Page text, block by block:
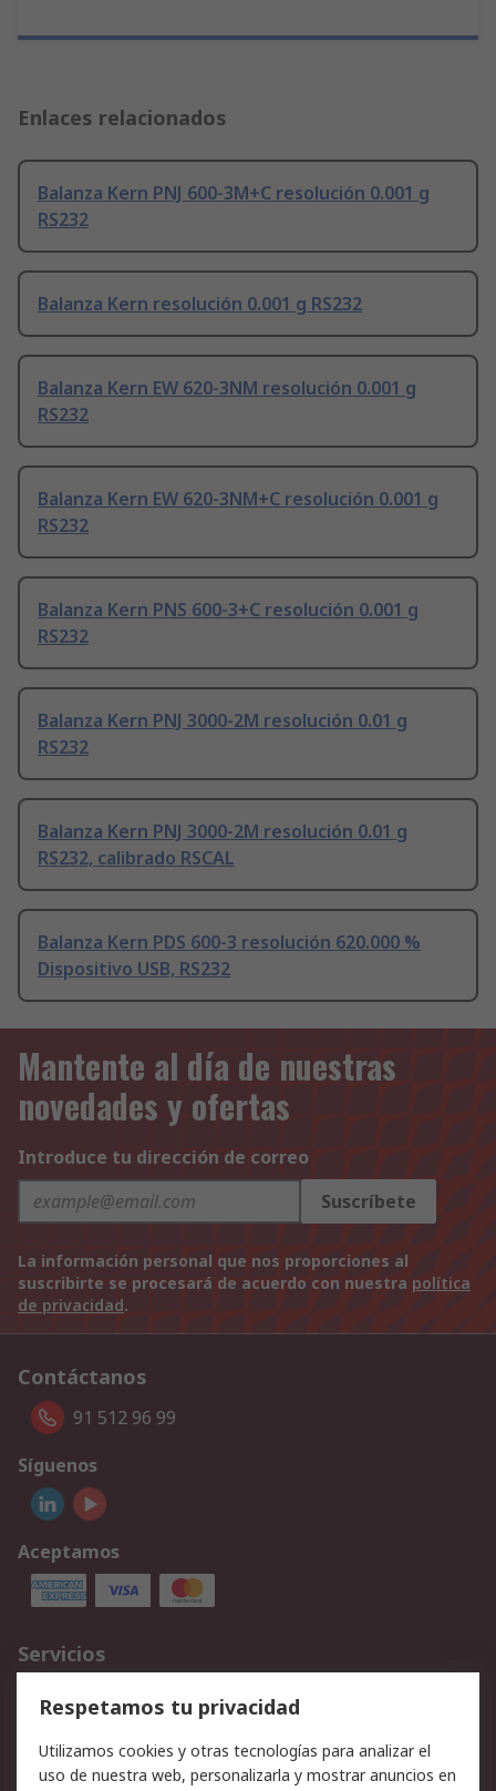
Enlaces relacionados
Balanza Kern PNJ 600-3M+C resolución 0.001 g
RS232
Balanza Kern resolución 0.001 g RS232
Balanza Kern EW 620-3NM resolución 0.001 g
RS232
Balanza Kern EW 620-3NM+C resolución 0.001 g
RS232
Balanza Kern PNS 600-3+C resolución 0.001 g
RS232
Balanza Kern PNJ 3000-2M resolución 0.01 g
RS232
Balanza Kern PNJ 3000-2M resolución 0.01 g
RS232, calibrado RSCAL
Balanza Kern PDS 600-3 resolución 620.000 %
Dispositivo USB, RS232
Mantente al día de nuestras
novedades y ofertas
Introduce tu dirección de correo
Suscríbete
La información personal que nos proporciones al
suscribirte se procesará de acuerdo con nuestra política
de privacidad.
Contáctanos
91 512 96 99
Síguenos
Aceptamos
Servicios
Cómo realizar pedidos
Devoluciones
Facturación y pago
Ofertas
Soporte técnico
Respetamos tu privacidad
Utilizamos cookies y otras tecnologías para analizar el
uso de nuestra web, personalizarla y mostrar anuncios en